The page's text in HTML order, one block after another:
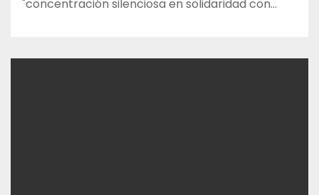
"concentración silenciosa en solidaridad con…